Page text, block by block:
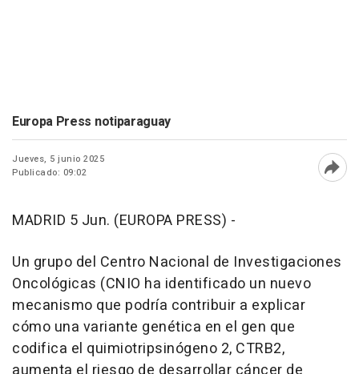
Europa Press notiparaguay
Jueves, 5 junio 2025
Publicado: 09:02
MADRID 5 Jun. (EUROPA PRESS) -
Un grupo del Centro Nacional de Investigaciones
Oncológicas (CNIO ha identificado un nuevo
mecanismo que podría contribuir a explicar
cómo una variante genética en el gen que
codifica el quimiotripsinógeno 2, CTRB2,